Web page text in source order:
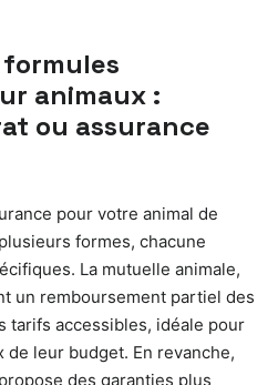
animaux :
ou assurance
pour votre animal de
formes, chacune
La mutuelle animale,
un remboursement partiel des
tarifs accessibles, idéale pour
leur budget. En revanche,
des garanties plus